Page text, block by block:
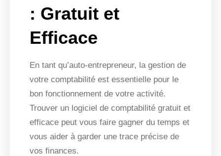
: Gratuit et
Efficace
En tant qu’auto-entrepreneur, la gestion de
votre comptabilité est essentielle pour le
bon fonctionnement de votre activité.
Trouver un logiciel de comptabilité gratuit et
efficace peut vous faire gagner du temps et
vous aider à garder une trace précise de
vos finances.